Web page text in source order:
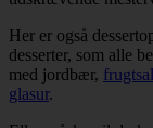
Her er også
desserter, som alle
med jordbær,
glasur.